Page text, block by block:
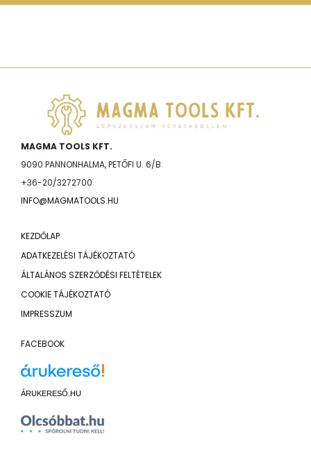
MAGMA TOOLS KFT.
9090 PANNONHALMA, PETŐFI U. 6/B
+36-20/3272700
INFO@MAGMATOOLS.HU
KEZDŐLAP
ADATKEZELÉSI TÁJÉKOZTATÓ
ÁLTALÁNOS SZERZŐDÉSI FELTÉTELEK
COOKIE TÁJÉKOZTATÓ
IMPRESSZUM
FACEBOOK
ÁRUKERESŐ.HU